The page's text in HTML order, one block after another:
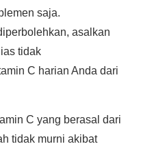
saja.
asalkan
tidak
C harian Anda dari
C yang berasal dari
tidak murni akibat